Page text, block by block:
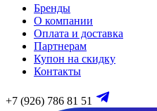
Бренды
О компании
Оплата и доставка
Партнерам
Купон на скидку
Контакты
+7 (926) 786 81 51